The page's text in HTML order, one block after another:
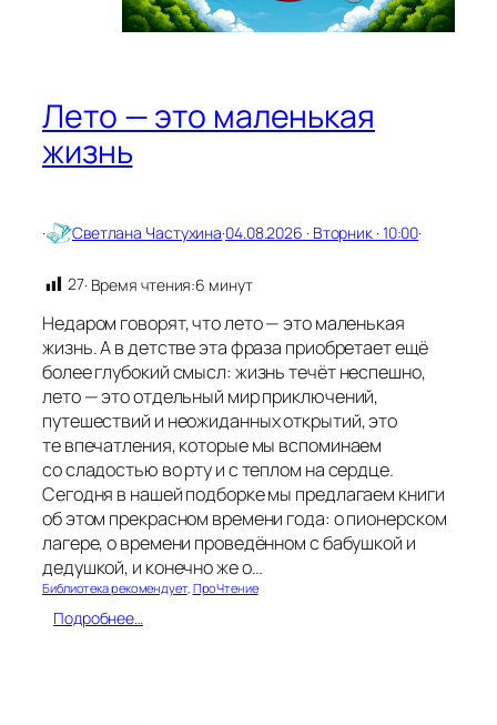
и
ш
Лето — это маленькая
жизнь
· Светлана Частухина·04.08.2026 · Вторник · 10:00·
27· Время чтения:6 минут
Недаром говорят, что лето — это маленькая
жизнь. А в детстве эта фраза приобретает ещё
более глубокий смысл: жизнь течёт неспешно,
лето — это отдельный мир приключений,
путешествий и неожиданных открытий, это
те впечатления, которые мы вспоминаем
со сладостью во рту и с теплом на сердце.
Сегодня в нашей подборке мы предлагаем книги
об этом прекрасном времени года: о пионерском
лагере, о времени проведённом с бабушкой и
дедушкой, и конечно же о…
Библиотека рекомендует, ПроЧтение
Подробнее…